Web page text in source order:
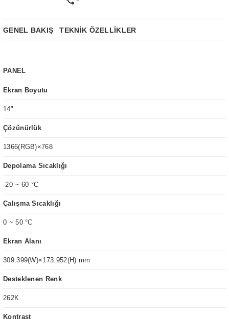
GENEL BAKIŞ TEKNİK ÖZELLİKLER
PANEL
Ekran Boyutu
14"
Çözünürlük
1366(RGB)×768
Depolama Sıcaklığı
-20 ~ 60 °C
Çalışma Sıcaklığı
0 ~ 50 °C
Ekran Alanı
309.399(W)×173.952(H) mm
Desteklenen Renk
262K
Kontrast